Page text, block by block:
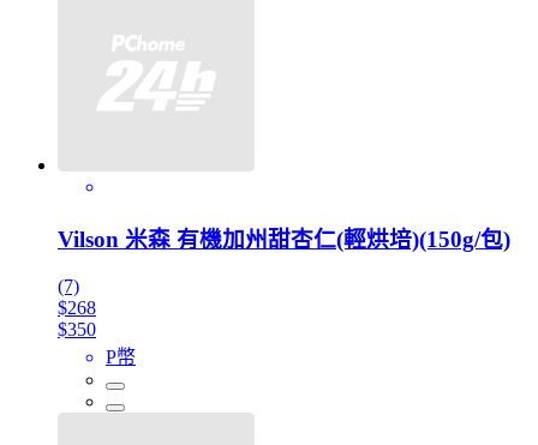
Vilson 米森 有機加州甜杏仁(輕烘培)(150g/包)
(7)
$268
$350
P幣